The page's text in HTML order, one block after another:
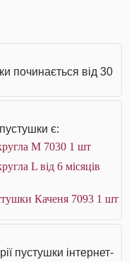
починається від 30
є:
M 7030 1 шт
L від 6 місяців
Каченя 7093 1 шт
пустушки інтернет-